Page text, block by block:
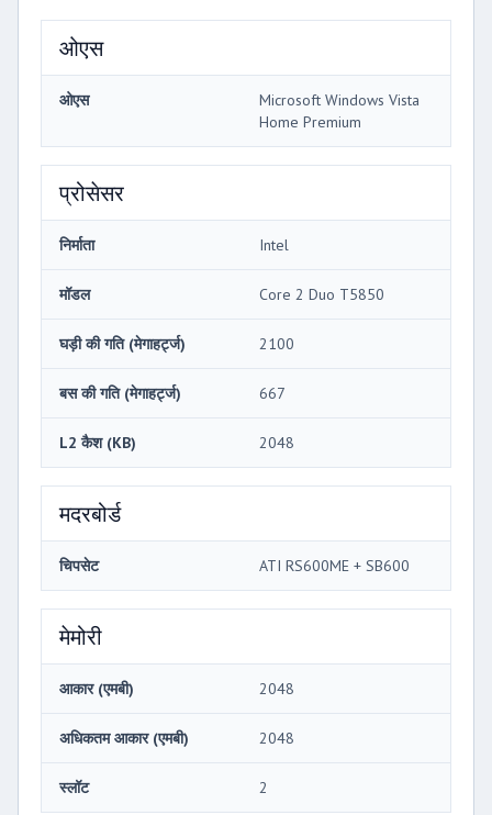
ओएस
ओएस
Microsoft Windows Vista
Home Premium
प्रोसेसर
निर्माता Intel
मॉडल Core 2 Duo T5850
घड़ी की गति (मेगाहर्ट्ज) 2100
बस की गति (मेगाहर्ट्ज) 667
L2 कैश (KB) 2048
मदरबोर्ड
चिपसेट ATI RS600ME + SB600
मेमोरी
आकार (एमबी) 2048
अधिकतम आकार (एमबी) 2048
स्लॉट 2